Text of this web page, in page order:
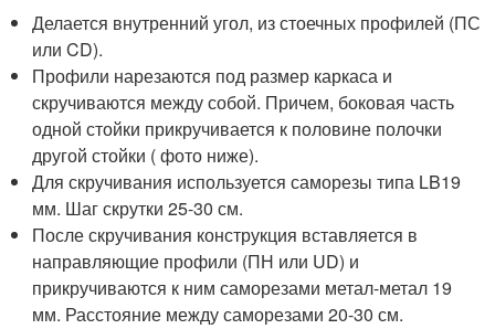
Делается внутренний угол, из стоечных профилей (ПС
или CD).
Профили нарезаются под размер каркаса и
скручиваются между собой. Причем, боковая часть
одной стойки прикручивается к половине полочки
другой стойки ( фото ниже).
Для скручивания используется саморезы типа LB19
мм. Шаг скрутки 25-30 см.
После скручивания конструкция вставляется в
направляющие профили (ПН или UD) и
прикручиваются к ним саморезами метал-метал 19
мм. Расстояние между саморезами 20-30 см.